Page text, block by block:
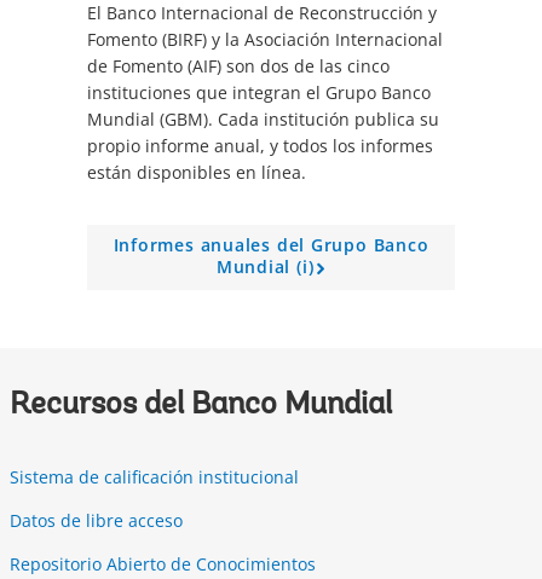
El Banco Internacional de Reconstrucción y
Fomento (BIRF) y la Asociación Internacional
de Fomento (AIF) son dos de las cinco
instituciones que integran el Grupo Banco
Mundial (GBM). Cada institución publica su
propio informe anual, y todos los informes
están disponibles en línea.
Informes anuales del Grupo Banco
Mundial (i)
Recursos del Banco Mundial
Sistema de calificación institucional
Datos de libre acceso
Repositorio Abierto de Conocimientos